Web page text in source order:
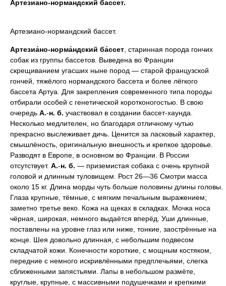
Артезиано-нормандский бассет.
Артезиано-нормандский бассет.
Артезиа́но-норма́ндский ба́ссет , старинная порода гончих
собак из группы бассетов. Выведена во Франции
скрещиванием угасших ныне пород — старой французской
гончей, тяжёлого нормандского бассета и более лёгкого
бассета Артуа. Для закрепления современного типа породы
отбирали особей с генетической коротконогостью. В свою
очередь А.-н. б. участвовал в создании бассет-хаунда.
Несколько медлителен, но благодаря отличному чутью
прекрасно выслеживает дичь. Ценится за ласковый характер,
смышлёность, оригинальную внешность и крепкое здоровье.
Разводят в Европе, в основном во Франции. В России
отсутствует. А.-н. б. — приземистая собака с очень крупной
головой и длинным туловищем. Рост 26—36 Смотри масса
около 15 кг. Длина морды чуть больше половины длины головы.
Глаза крупные, тёмные, с мягким печальным выражением;
заметно третье веко. Кожа на щеках в складках. Мочка носа
чёрная, широкая, немного выдаётся вперёд. Уши длинные,
поставлены на уровне глаз или ниже, тонкие, заострённые на
конце. Шея довольно длинная, с небольшим подвесом
складчатой кожи. Конечности короткие, с мощным костяком,
передние с немного искривлёнными предплечьями, слегка
сближенными запястьями. Лапы в небольшом размёте,
круглые, крупные, с массивными подушечками и крепкими